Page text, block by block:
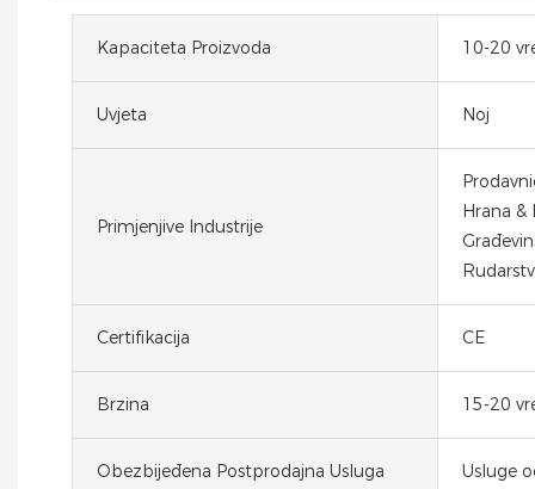
Kapaciteta Proizvoda 10-20
Uvjeta Noj
Primjenjive Industrije
Hrana &
Certifikacija CE
Brzina 15-20
Obezbijeđena Postprodajna Usluga Usluge